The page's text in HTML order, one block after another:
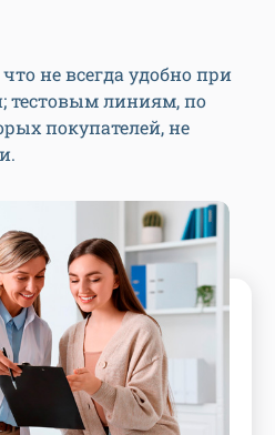
не всегда удобно при
тестовым линиям, по
покупателей, не